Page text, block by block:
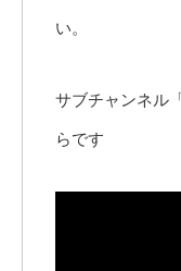
い。
サブチャンネル
らです